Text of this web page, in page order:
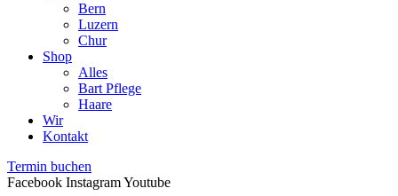
Bern
Luzern
Chur
Shop
Alles
Bart Pflege
Haare
Wir
Kontakt
Termin buchen
Facebook InstagramYoutube